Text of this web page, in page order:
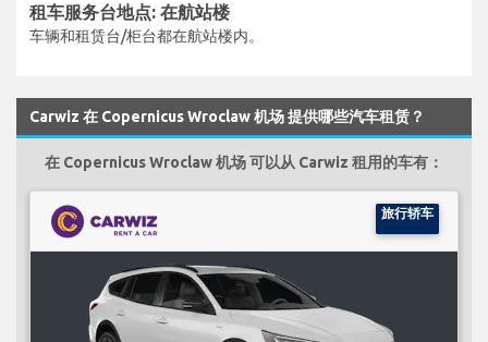
租车服务台地点: 在航站楼
车辆和租赁台/柜台都在航站楼内。
Carwiz 在 Copernicus Wroclaw 机场 提供哪些汽车租赁？
在 Copernicus Wroclaw 机场 可以从 Carwiz 租用的车有：
旅行轿车